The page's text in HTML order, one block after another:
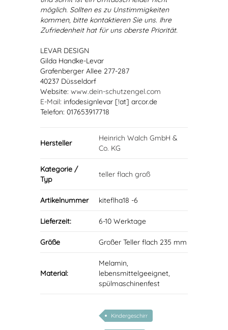
möglich. Sollten es zu Unstimmigkeiten
kommen, bitte kontaktieren Sie uns. Ihre
Zufriedenheit hat für uns oberste Priorität.
LEVAR DESIGN
Gilda Handke-Levar
Grafenberger Allee 277-287
40237 Düsseldorf
Website: www.dein-schutzengel.com
E-Mail: infodesignlevar [!at] arcor.de
Telefon: 017653917718
Hersteller
Heinrich Walch GmbH &
Co. KG
Kategorie /
Typ
teller flach groß
Artikelnummer kiteflha18 -6
Lieferzeit: 6-10 Werktage
Größe Großer Teller flach 235 mm
Material:
Melamin,
lebensmittelgeeignet,
spülmaschinenfest
Kindergeschirr